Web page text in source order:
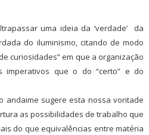
uma ideia da ‘verdade’ da
do iluminismo, citando de modo
curiosidades” em que a organização
imperativos que o do “certo” e do
andaime sugere esta nossa vontade
as possibilidades de trabalho que
do que equivalências entre matéria